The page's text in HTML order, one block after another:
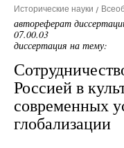
Исторические науки
автореферат
07.00.03
диссертация на тему:
Россией в
современных
глобализации